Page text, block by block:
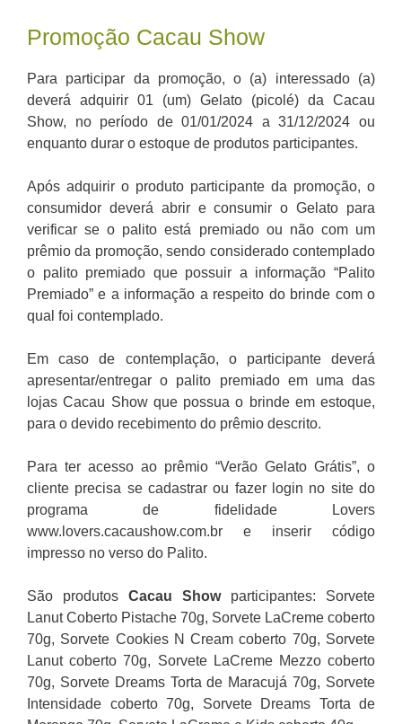
Promoção Cacau Show
Para participar da promoção, o (a) interessado (a)
deverá adquirir 01 (um) Gelato (picolé) da Cacau
Show, no período de 01/01/2024 a 31/12/2024 ou
enquanto durar o estoque de produtos participantes.
Após adquirir o produto participante da promoção, o
consumidor deverá abrir e consumir o Gelato para
verificar se o palito está premiado ou não com um
prêmio da promoção, sendo considerado contemplado
o palito premiado que possuir a informação “Palito
Premiado” e a informação a respeito do brinde com o
qual foi contemplado.
Em caso de contemplação, o participante deverá
apresentar/entregar o palito premiado em uma das
lojas Cacau Show que possua o brinde em estoque,
para o devido recebimento do prêmio descrito.
Para ter acesso ao prêmio “Verão Gelato Grátis”, o
cliente precisa se cadastrar ou fazer login no site do
programa de fidelidade Lovers
www.lovers.cacaushow.com.br e inserir código
impresso no verso do Palito.
São produtos Cacau Showparticipantes: Sorvete
Lanut Coberto Pistache 70g, Sorvete LaCreme coberto
70g, Sorvete Cookies N Cream coberto 70g, Sorvete
Lanut coberto 70g, Sorvete LaCreme Mezzo coberto
70g, Sorvete Dreams Torta de Maracujá 70g, Sorvete
Intensidade coberto 70g, Sorvete Dreams Torta de